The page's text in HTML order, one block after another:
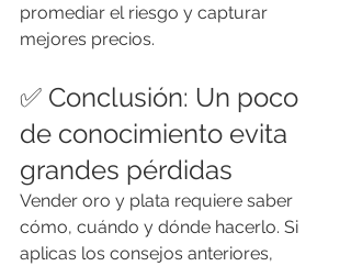
promediar el riesgo y capturar
mejores precios.
✅ Conclusión: Un poco
de conocimiento evita
grandes pérdidas
Vender oro y plata requiere saber
cómo, cuándo y dónde hacerlo. Si
aplicas los consejos anteriores,